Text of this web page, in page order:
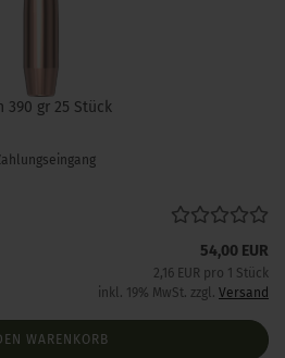
390 gr 25 Stück
54,00 EUR
2,16 EUR pro 1 Stück
inkl. 19% MwSt. zzgl. Versand
WARENKORB